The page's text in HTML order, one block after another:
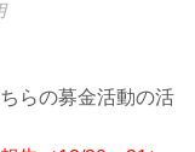
らの募金活動の活